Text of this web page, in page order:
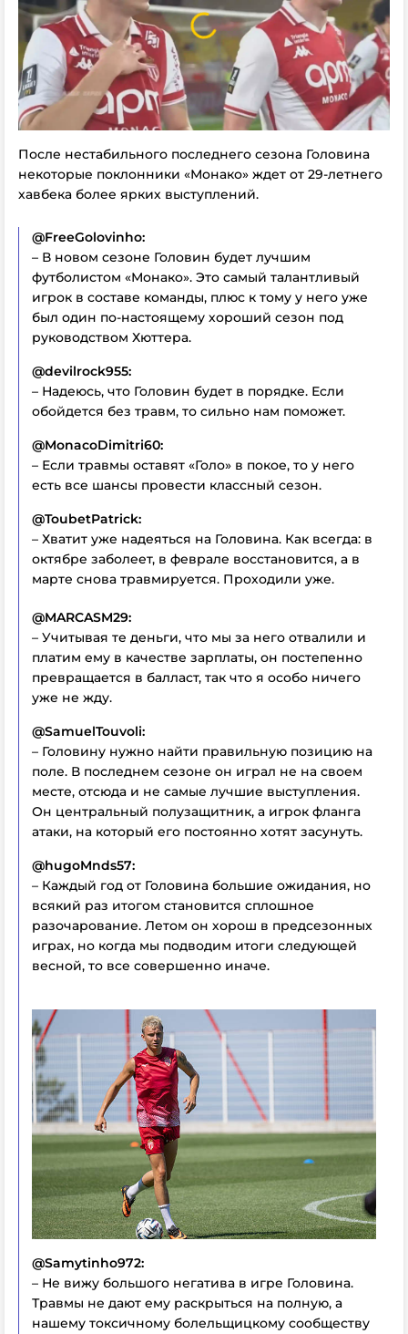
После нестабильного последнего сезона Головина
некоторые поклонники «Монако» ждет от 29-летнего
хавбека более ярких выступлений.
@FreeGolovinho:
– В новом сезоне Головин будет лучшим
футболистом «Монако». Это самый талантливый
игрок в составе команды, плюс к тому у него уже
был один по-настоящему хороший сезон под
руководством Хюттера.
@devilrock955:
– Надеюсь, что Головин будет в порядке. Если
обойдется без травм, то сильно нам поможет.
@MonacoDimitri60:
– Если травмы оставят «Голо» в покое, то у него
есть все шансы провести классный сезон.
@ToubetPatrick:
– Хватит уже надеяться на Головина. Как всегда: в
октябре заболеет, в феврале восстановится, а в
марте снова травмируется. Проходили уже.
@MARCASM29:
– Учитывая те деньги, что мы за него отвалили и
платим ему в качестве зарплаты, он постепенно
превращается в балласт, так что я особо ничего
уже не жду.
@SamuelTouvoli:
– Головину нужно найти правильную позицию на
поле. В последнем сезоне он играл не на своем
месте, отсюда и не самые лучшие выступления.
Он центральный полузащитник, а игрок фланга
атаки, на который его постоянно хотят засунуть.
@hugoMnds57:
– Каждый год от Головина большие ожидания, но
всякий раз итогом становится сплошное
разочарование. Летом он хорош в предсезонных
играх, но когда мы подводим итоги следующей
весной, то все совершенно иначе.
@Samytinho972:
– Не вижу большого негатива в игре Головина.
Травмы не дают ему раскрыться на полную, а
нашему токсичному болельщицкому сообществу